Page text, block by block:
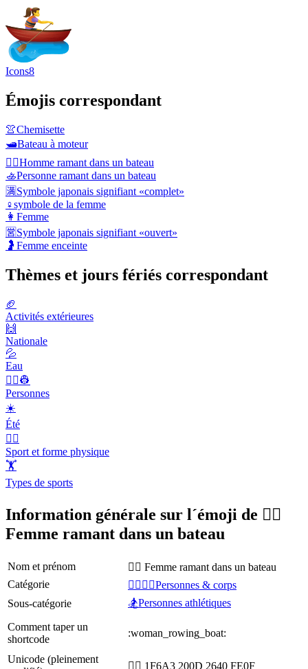
Icons8
Émojis correspondant
👚Chemisette
🛥️Bateau à moteur
🚣‍♂️Homme ramant dans un bateau
🚣Personne ramant dans un bateau
🈵Symbole japonais signifiant «complet»
♀️symbole de la femme
👩 Femme
🈺Symbole japonais signifiant «ouvert»
🤰 Femme enceinte
Thèmes et jours fériés correspondant
🏈
Activités extérieures
🙌
Nationale
💦
Eau
👨‍✈️👷
Personnes
☀️
Été
🤾‍♀️
Sport et forme physique
🏋
Types de sports
Information générale sur l´émoji de 🚣‍♀️
Femme ramant dans un bateau
Nom et prénom
🚣‍♀️ Femme ramant dans un bateau
Catégorie
👩‍❤️‍💋‍👨Personnes & corps
Sous-catégorie
🏂Personnes athlétiques
Comment taper un
shortcode
:woman_rowing_boat:
Unicode (pleinement
🚣‍♀️ 1F6A3 200D 2640 FE0F